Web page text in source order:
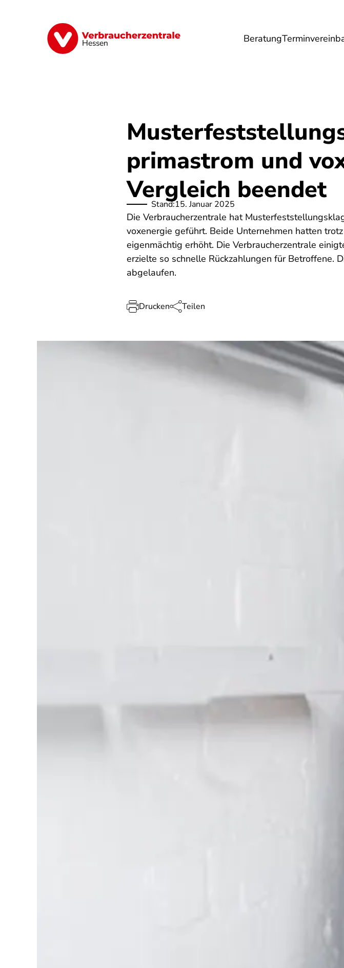
Hessen Beratung
Digitales Energie Finanzen Gesundheit
primastrom und
Vergleich beendet
Stand:15. Januar 2025
Die Verbraucherzentrale hat
voxenergie geführt. Beide Unternehmen hatten
eigenmächtig erhöht. Die Verbraucherzentrale
erzielte so schnelle Rückzahlungen für Betroffene.
abgelaufen.
Drucken Teilen